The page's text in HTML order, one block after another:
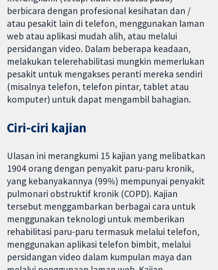
berbicara dengan profesional kesihatan dan /
atau pesakit lain di telefon, menggunakan laman
web atau aplikasi mudah alih, atau melalui
persidangan video. Dalam beberapa keadaan,
melakukan telerehabilitasi mungkin memerlukan
pesakit untuk mengakses peranti mereka sendiri
(misalnya telefon, telefon pintar, tablet atau
komputer) untuk dapat mengambil bahagian.
Ciri-ciri kajian
Ulasan ini merangkumi 15 kajian yang melibatkan
1904 orang dengan penyakit paru-paru kronik,
yang kebanyakannya (99%) mempunyai penyakit
pulmonari obstruktif kronik (COPD). Kajian
tersebut menggambarkan berbagai cara untuk
menggunakan teknologi untuk memberikan
rehabilitasi paru-paru termasuk melalui telefon,
menggunakan aplikasi telefon bimbit, melalui
persidangan video dalam kumpulan maya dan